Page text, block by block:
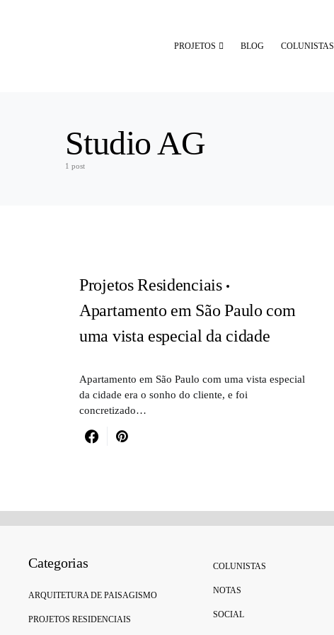
PROJETOS BLOG COLUNISTAS
Studio AG
1 post
Projetos Residenciais
Apartamento em São Paulo com
uma vista especial da cidade
Apartamento em São Paulo com uma vista especial
da cidade era o sonho do cliente, e foi
concretizado…
Categorias
ARQUITETURA DE PAISAGISMO
PROJETOS RESIDENCIAIS
COLUNISTAS
NOTAS
SOCIAL